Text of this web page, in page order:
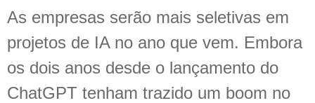
As empresas serão mais seletivas em
projetos de IA no ano que vem. Embora
os dois anos desde o lançamento do
ChatGPT tenham trazido um boom no